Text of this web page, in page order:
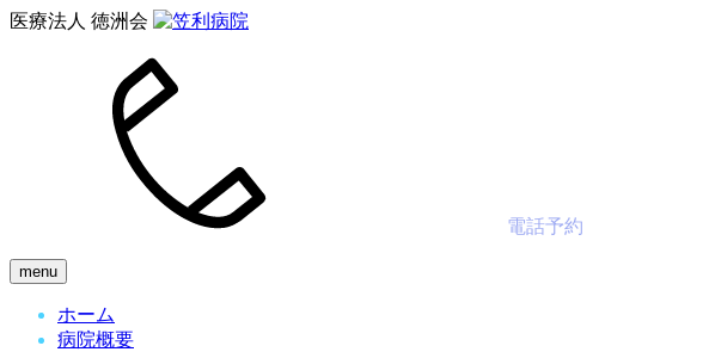
医療法人 徳洲会
電話予約
menu
ホーム
病院概要